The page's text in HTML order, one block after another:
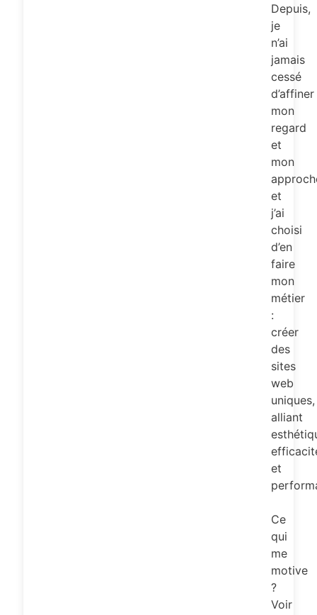
Depuis,
je
n’ai
jamais
cessé
d’affiner
mon
regard
et
mon
et
j’ai
choisi
d’en
faire
mon
métier
:
créer
des
sites
web
uniques,
alliant
et
Ce
qui
me
motive
?
Voir